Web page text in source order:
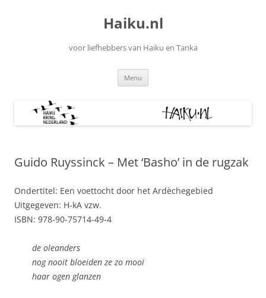
Haiku.nl
voor liefhebbers van Haiku en Tanka
Menu
Guido Ruyssinck – Met ‘Basho’ in de rugzak
Ondertitel: Een voettocht door het Ardèchegebied
Uitgegeven: H-kA vzw.
ISBN: 978-90-75714-49-4
de oleanders
nog nooit bloeiden ze zo mooi
haar ogen glanzen